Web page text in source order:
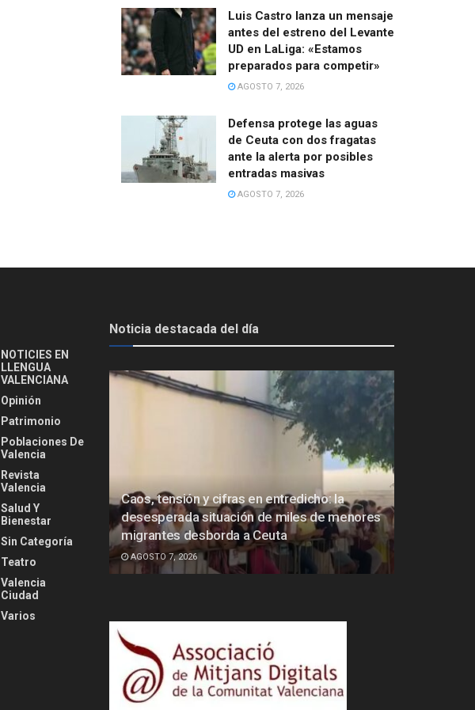
Luis Castro lanza un mensaje
antes del estreno del Levante
UD en LaLiga: «Estamos
preparados para competir»
AGOSTO 7, 2026
Defensa protege las aguas
de Ceuta con dos fragatas
ante la alerta por posibles
entradas masivas
AGOSTO 7, 2026
NOTICIES EN
LLENGUA
VALENCIANA
Opinión
Patrimonio
Poblaciones De
Valencia
Revista
Valencia
Salud Y
Bienestar
Sin Categoría
Teatro
Valencia
Ciudad
Varios
Noticia destacada del día
Caos, tensión y cifras en entredicho: la
desesperada situación de miles de menores
migrantes desborda a Ceuta
AGOSTO 7, 2026